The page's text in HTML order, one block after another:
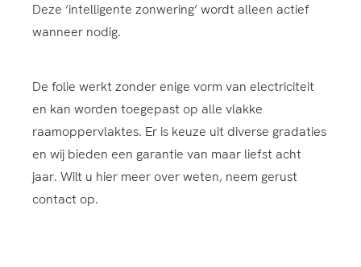
Deze ‘intelligente zonwering’ wordt alleen actief
wanneer nodig.
De folie werkt zonder enige vorm van electriciteit
en kan worden toegepast op alle vlakke
raamoppervlaktes. Er is keuze uit diverse gradaties
en wij bieden een garantie van maar liefst acht
jaar. Wilt u hier meer over weten, neem gerust
contact op.